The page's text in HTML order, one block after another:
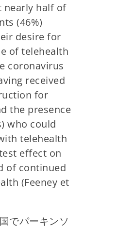
nearly half of
(46%)
desire for
of telehealth
coronavirus
received
for
the presence
who could
telehealth
effect on
of continued
(Feeney et
でパーキンソ